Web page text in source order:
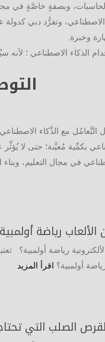
وبصفةٍ خاصَّةٍ في
الاصطناعي، وتفرُّد دبي كدولة
وخبرة.
الذكاء الاصطناعي ؛ لأنه
التَّعامُل مع الذَّكاء الاصطناعي.
بكمِّية مُعيَّنة؛ حتى لا
في مجال التعليم، وبناء
رياضة
رياضة أولمبية؟
أولمبية؟ اقرأ المزيد
الصلب التي